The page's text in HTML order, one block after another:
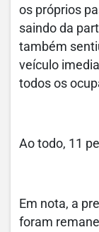
os próprios
saindo da
também
veículo
todos os
Ao todo, 11
Em nota, a
foram